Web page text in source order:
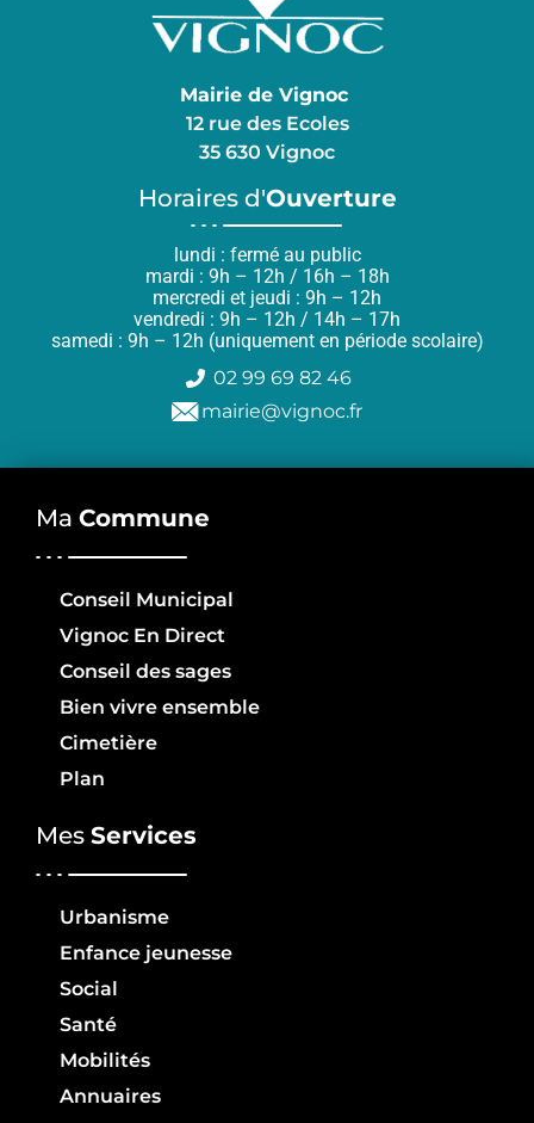
Mairie de Vignoc
12 rue des Ecoles
35 630 Vignoc
Horaires d'Ouverture
lundi : fermé au public
mardi : 9h – 12h / 16h – 18h
mercredi et jeudi : 9h – 12h
vendredi : 9h – 12h / 14h – 17h
samedi : 9h – 12h (uniquement en période scolaire)
02 99 69 82 46
mairie@vignoc.fr
Ma Commune
Conseil Municipal
Vignoc En Direct
Conseil des sages
Bien vivre ensemble
Cimetière
Plan
Mes Services
Urbanisme
Enfance jeunesse
Social
Santé
Mobilités
Annuaires